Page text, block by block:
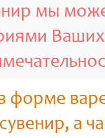
мы
Ваших
форме
а